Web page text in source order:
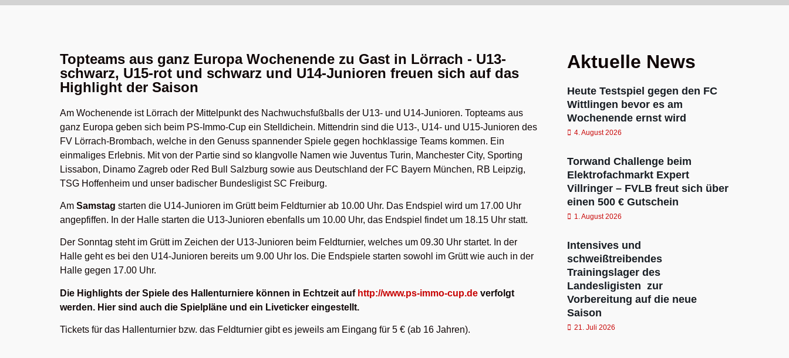
Topteams aus ganz Europa Wochenende zu Gast in Lörrach - U13-
schwarz, U15-rot und schwarz und U14-Junioren freuen sich auf das
Highlight der Saison
Am Wochenende ist Lörrach der Mittelpunkt des Nachwuchsfußballs der U13- und U14-Junioren. Topteams aus
ganz Europa geben sich beim PS-Immo-Cup ein Stelldichein. Mittendrin sind die U13-, U14- und U15-Junioren des
FV Lörrach-Brombach, welche in den Genuss spannender Spiele gegen hochklassige Teams kommen. Ein
einmaliges Erlebnis. Mit von der Partie sind so klangvolle Namen wie Juventus Turin, Manchester City, Sporting
Lissabon, Dinamo Zagreb oder Red Bull Salzburg sowie aus Deutschland der FC Bayern München, RB Leipzig,
TSG Hoffenheim und unser badischer Bundesligist SC Freiburg.
Am Samstag starten die U14-Junioren im Grütt beim Feldturnier ab 10.00 Uhr. Das Endspiel wird um 17.00 Uhr
angepfiffen. In der Halle starten die U13-Junioren ebenfalls um 10.00 Uhr, das Endspiel findet um 18.15 Uhr statt.
Der Sonntag steht im Grütt im Zeichen der U13-Junioren beim Feldturnier, welches um 09.30 Uhr startet. In der
Halle geht es bei den U14-Junioren bereits um 9.00 Uhr los. Die Endspiele starten sowohl im Grütt wie auch in der
Halle gegen 17.00 Uhr.
Die Highlights der Spiele des Hallenturniere können in Echtzeit auf http://www.ps-immo-cup.de verfolgt
werden. Hier sind auch die Spielpläne und ein Liveticker eingestellt.
Tickets für das Hallenturnier bzw. das Feldturnier gibt es jeweils am Eingang für 5 € (ab 16 Jahren).
Aktuelle News
Heute Testspiel gegen den FC
Wittlingen bevor es am
Wochenende ernst wird
4. August 2026
Torwand Challenge beim
Elektrofachmarkt Expert
Villringer – FVLB freut sich über
einen 500 € Gutschein
1. August 2026
Intensives und
schweißtreibendes
Trainingslager des
Landesligisten zur
Vorbereitung auf die neue
Saison
21. Juli 2026